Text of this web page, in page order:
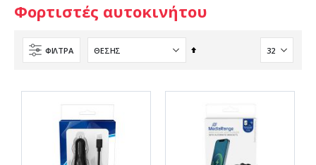
Φορτιστές αυτοκινήτου
ΦΊΛΤΡΑ
Φθίνουσα